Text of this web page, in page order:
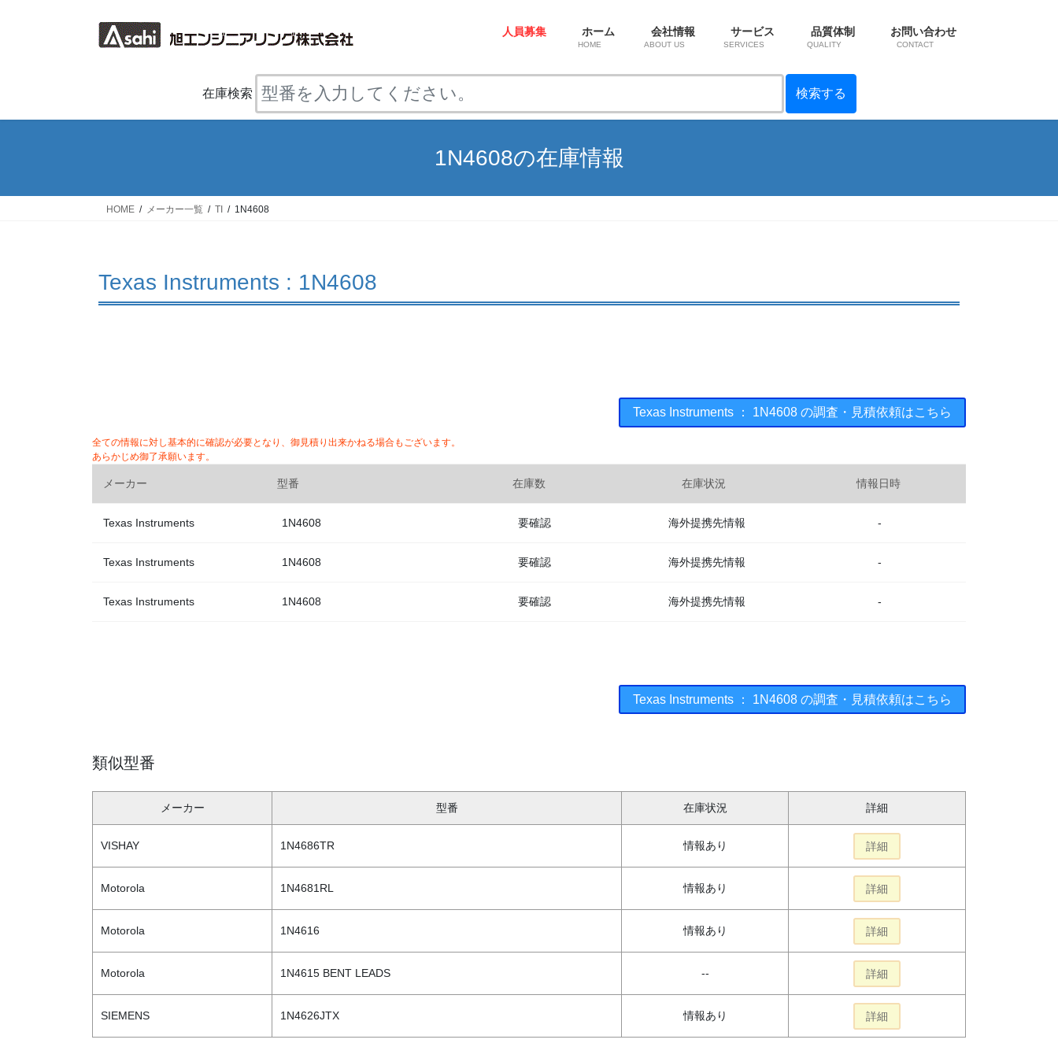
ス
ン
人員募集 ホーム
HOME
会社情報
ABOUT US
サービス
SERVICES
品質体制
QUALITY
お問い合わせ
CONTACT
在庫検索
1N4608の在庫情報
HOME メーカー一覧 TI 1N4608
Texas Instruments : 1N4608
Texas Instruments ： 1N4608 の調査・見積依頼はこちら
全ての情報に対し基本的に確認が必要となり、御見積り出来かねる場合もございます。
あらかじめ御了承願います。
メーカー 型番 在庫数 在庫状況 情報日時
Texas Instruments 1N4608 要確認 海外提携先情報 -
Texas Instruments 1N4608 要確認 海外提携先情報 -
Texas Instruments 1N4608 要確認 海外提携先情報 -
Texas Instruments ： 1N4608 の調査・見積依頼はこちら
類似型番
メーカー 型番 在庫状況 詳細
VISHAY 1N4686TR 情報あり 詳細
Motorola 1N4681RL 情報あり 詳細
Motorola 1N4616 情報あり 詳細
Motorola 1N4615 BENT LEADS -- 詳細
SIEMENS 1N4626JTX 情報あり 詳細